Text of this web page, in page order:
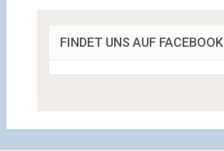
FINDET UNS AUF FACEBOOK